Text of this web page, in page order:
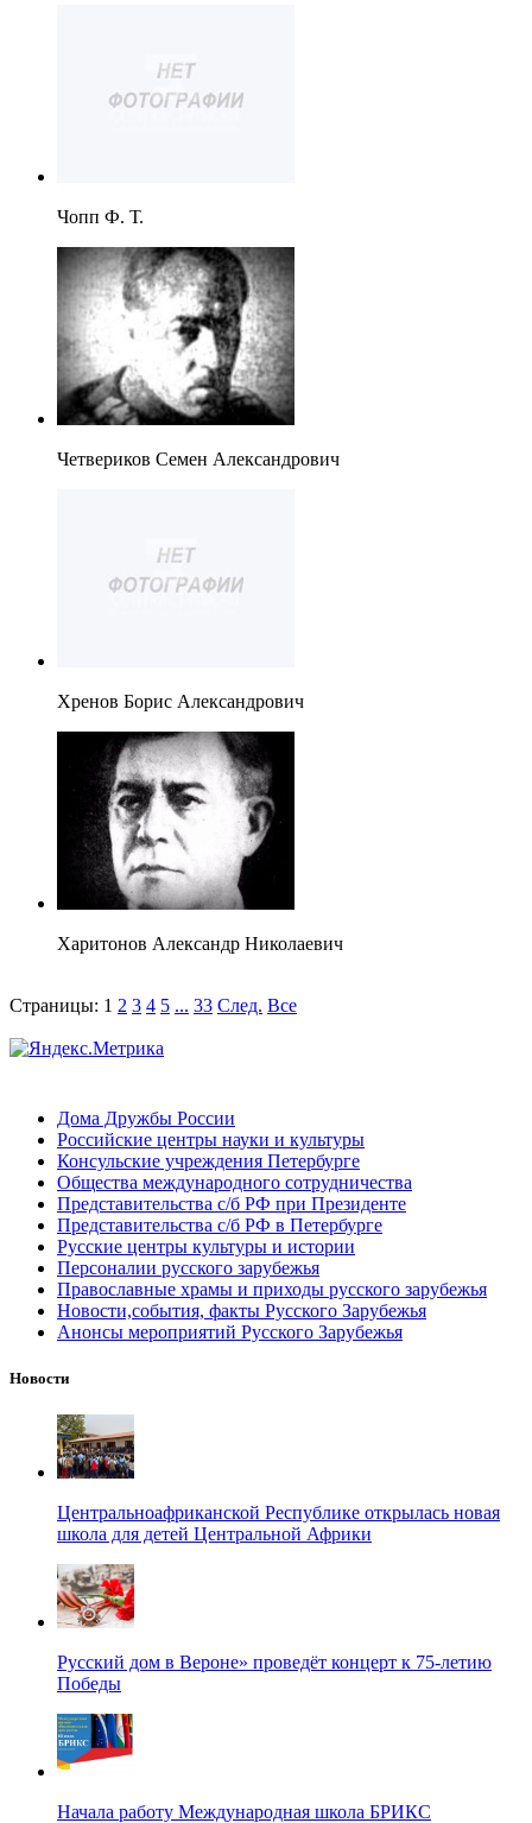
Чопп Ф. Т.
Четвериков Семен Александрович
Хренов Борис Александрович
Харитонов Александр Николаевич
Страницы: 1 2 3 4 5 ... 33 След. Все
Дома Дружбы России
Российские центры науки и культуры
Консульские учреждения Петербурге
Общества международного сотрудничества
Представительства с/б РФ при Президенте
Представительства с/б РФ в Петербурге
Русские центры культуры и истории
Персоналии русского зарубежья
Православные храмы и приходы русского зарубежья
Новости,события, факты Русского Зарубежья
Анонсы мероприятий Русского Зарубежья
Новости
Центральноафриканской Республике открылась новая
школа для детей Центральной Африки
Русский дом в Вероне» проведёт концерт к 75-летию
Победы
Начала работу Международная школа БРИКС